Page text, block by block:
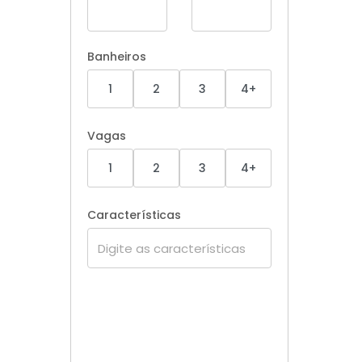
Banheiros
1
2 3 4+
Vagas
1
2 3 4+
Características